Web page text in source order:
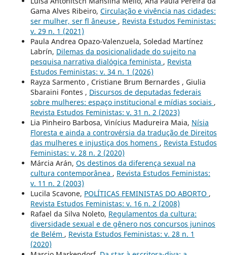
Gama Alves Ribeiro, Circulação e vivência nas cidades:
ser mulher, ser fl âneuse , Revista Estudos Feministas:
v. 29 n. 1 (2021)
Paula Andrea Opazo-Valenzuela, Soledad Martínez
Labrín, Dilemas da posicionalidade do sujeito na
pesquisa narrativa dialógica feminista , Revista
Estudos Feministas: v. 34 n. 1 (2026)
Rayza Sarmento , Cristiane Brum Bernardes , Giulia
Sbaraini Fontes , Discursos de deputadas federais
sobre mulheres: espaço institucional e mídias sociais ,
Revista Estudos Feministas: v. 31 n. 2 (2023)
Lia Pinheiro Barbosa, Vinícius Madureira Maia, Nísia
Floresta e ainda a controvérsia da tradução de Direitos
das mulheres e injustiça dos homens , Revista Estudos
Feministas: v. 28 n. 2 (2020)
Márcia Arán, Os destinos da diferença sexual na
cultura contemporânea , Revista Estudos Feministas:
v. 11 n. 2 (2003)
Lucila Scavone, POLÍTICAS FEMINISTAS DO ABORTO ,
Revista Estudos Feministas: v. 16 n. 2 (2008)
Rafael da Silva Noleto, Regulamentos da cultura:
diversidade sexual e de gênero nos concursos juninos
de Belém , Revista Estudos Feministas: v. 28 n. 1
(2020)